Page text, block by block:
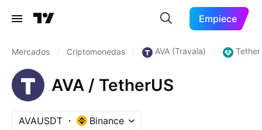
Empiece
Mercados Criptomonedas AVA (Travala) Tether
AVA / TetherUS
AVAUSDT Binance